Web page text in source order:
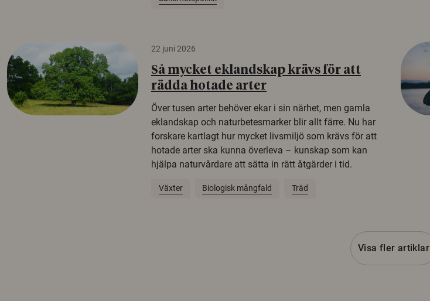
22 juni 2026
Så mycket eklandskap krävs för att
rädda hotade arter
Över tusen arter behöver ekar i sin närhet, men gamla
eklandskap och naturbetesmarker blir allt färre. Nu har
forskare kartlagt hur mycket livsmiljö som krävs för att
hotade arter ska kunna överleva – kunskap som kan
hjälpa naturvårdare att sätta in rätt åtgärder i tid.
Växter Biologisk mångfald Träd
Visa fler artiklar